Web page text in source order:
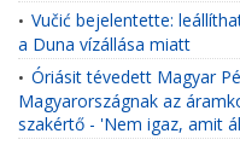
• Vučić bejelentette:
a Duna vízállása miatt
• Óriásit tévedett Magyar
Magyarországnak az
szakértő - 'Nem igaz, amit